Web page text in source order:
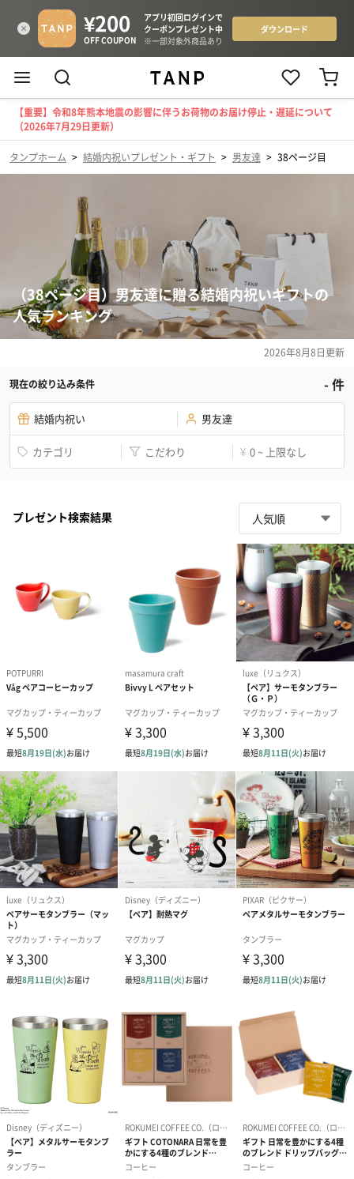
【重要】令和8年熊本地震の影響に伴うお荷物のお届け停止・遅延について
（2026年7月29日更新）
タンプホーム > 結婚内祝いプレゼント・ギフト > 男友達 > 38ページ目
（38ページ目）男友達に贈る結婚内祝いギフトの
人気ランキング
2026年8月8日更新
現在の絞り込み条件 -件
結婚内祝い 男友達
カテゴリ こだわり ¥ 0 ~ 上限なし
プレゼント検索結果